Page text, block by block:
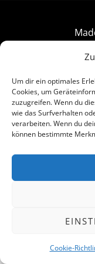
Um dir ein optimales
Cookies, um
zuzugreifen. Wenn du
wie das Surfverhalten
verarbeiten. Wenn du
können bestimmte
Cookie-